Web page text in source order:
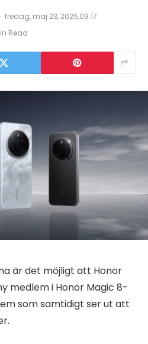
fredag, maj 23, 2025,09:17
Read
är det möjligt att Honor
medlem i Honor Magic 8-
som samtidigt ser ut att